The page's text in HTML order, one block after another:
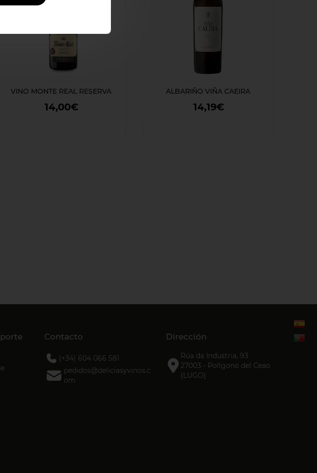
VINO MONTE REAL RESERVA
14,00€
ALBARIÑO VIÑA CAEIRA
14,19€
Contacto
(+34) 604 066 581
pedidos@deliciasyvinos.c
om
Dirección
Rúa da Industria, 93
27003 - Polígono del Ceao
(LUGO)